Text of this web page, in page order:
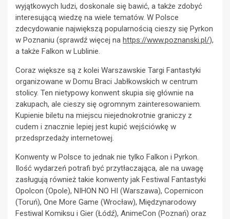
wyjątkowych ludzi, doskonale się bawić, a także zdobyć
interesującą wiedzę na wiele tematów. W Polsce
zdecydowanie największą popularnością cieszy się Pyrkon
w Poznaniu (sprawdź więcej na https://www.poznanski.pl/),
a także Falkon w Lublinie.
Coraz większe są z kolei Warszawskie Targi Fantastyki
organizowane w Domu Braci Jabłkowskich w centrum
stolicy. Ten nietypowy konwent skupia się głównie na
zakupach, ale cieszy się ogromnym zainteresowaniem.
Kupienie biletu na miejscu niejednokrotnie graniczy z
cudem i znacznie lepiej jest kupić wejściówkę w
przedsprzedaży internetowej.
Konwenty w Polsce to jednak nie tylko Falkon i Pyrkon.
Ilość wydarzeń potrafi być przytłaczająca, ale na uwagę
zasługują również takie konwenty jak Festiwal Fantastyki
Opolcon (Opole), NIHON NO HI (Warszawa), Copernicon
(Toruń), One More Game (Wrocław), Międzynarodowy
Festiwal Komiksu i Gier (Łódź), AnimeCon (Poznań) oraz